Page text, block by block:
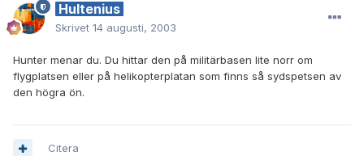
Hultenius
Skrivet 14 augusti, 2003
Hunter menar du. Du hittar den på militärbasen lite norr om
flygplatsen eller på helikopterplatan som finns så sydspetsen av
den högra ön.
Citera